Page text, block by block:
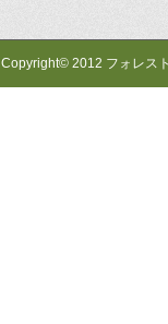
Copyright© 2012 フォレス